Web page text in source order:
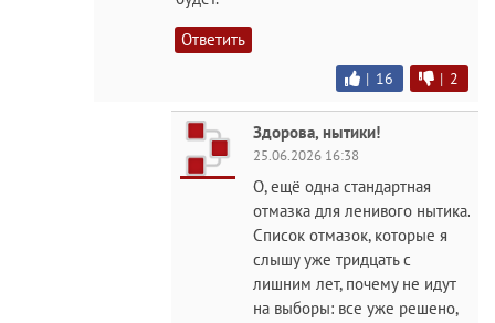
Ответить
| 16 | 2
Здорова, нытики!
25.06.2026 16:38
О, ещё одна стандартная
отмазка для ленивого нытика.
Список отмазок, которые я
слышу уже тридцать с
лишним лет, почему не идут
на выборы: все уже решено,